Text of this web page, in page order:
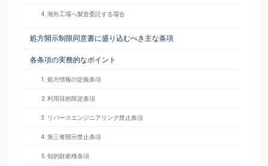
4. 海外工場へ製造委託する場合
処方開示制限同意書に盛り込むべき主な条項
各条項の実務的なポイント
1. 処方情報の定義条項
2. 利用目的限定条項
3. リバースエンジニアリング禁止条項
4. 第三者開示禁止条項
5. 知的財産権条項